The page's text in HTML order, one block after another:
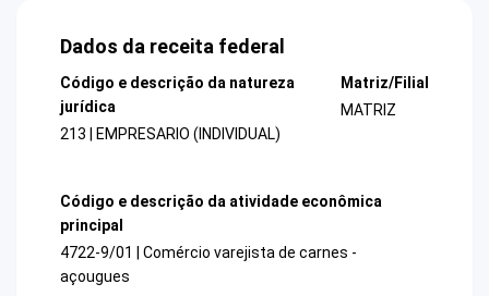
Dados da receita federal
Código e descrição da natureza
jurídica
213 | EMPRESARIO (INDIVIDUAL)
Matriz/Filial
MATRIZ
Código e descrição da atividade econômica
principal
4722-9/01 | Comércio varejista de carnes -
açougues